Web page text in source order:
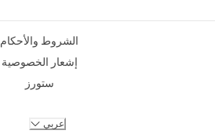
الشروط والأحكام
إشعار الخصوصية
ستورز
عربي